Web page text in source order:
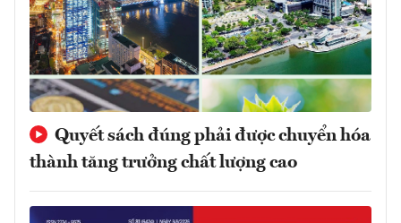
Quyết sách đúng phải được chuyển hóa
thành tăng trưởng chất lượng cao